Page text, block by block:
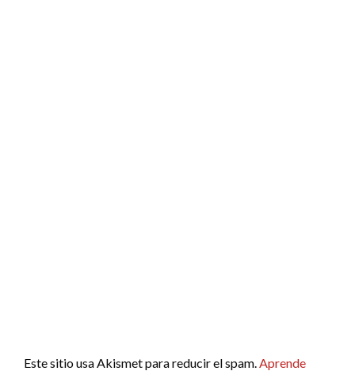
Este sitio usa Akismet para reducir el spam. Aprende